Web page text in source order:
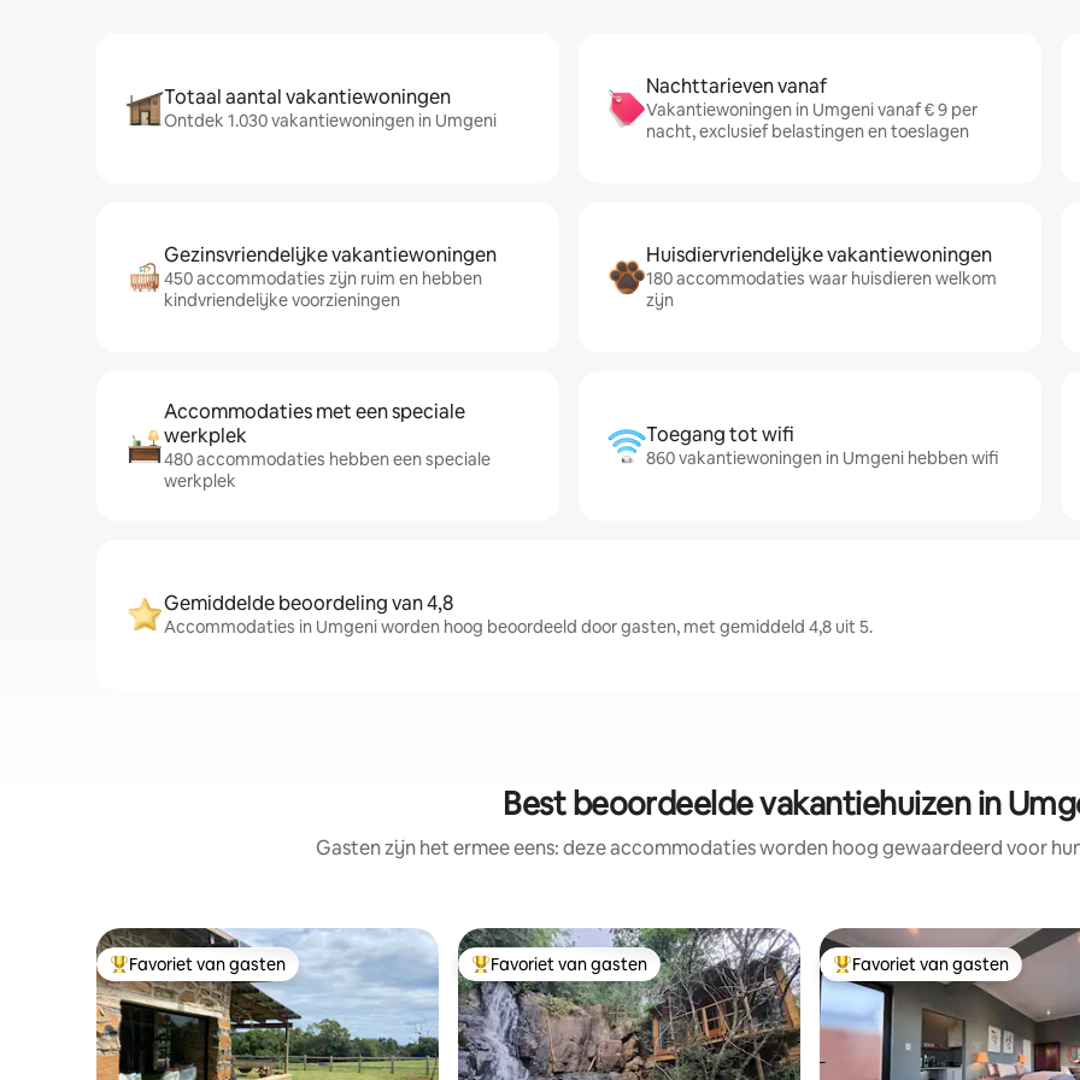
Totaal aantal vakantiewoningen
Ontdek 1.030 vakantiewoningen in Umgeni
Nachttarieven vanaf
Vakantiewoningen in Umgeni vanaf € 9 per
nacht, exclusief belastingen en toeslagen
Gezinsvriendelijke vakantiewoningen
450 accommodaties zijn ruim en hebben
kindvriendelijke voorzieningen
Huisdiervriendelijke vakantiewoningen
180 accommodaties waar huisdieren welkom
zijn
Accommodaties met een speciale
werkplek
480 accommodaties hebben een speciale
werkplek
Toegang tot wifi
860 vakantiewoningen in Umgeni hebben wifi
Gemiddelde beoordeling van 4,8
Accommodaties in Umgeni worden hoog beoordeeld door gasten, met gemiddeld 4,8 uit 5.
Best beoordeelde vakantiehuizen in
Gasten zijn het ermee eens: deze accommodaties worden hoog gewaardeerd voor
Topfavoriet van gasten
Favoriet van gasten Topfavoriet van gasten
Favoriet van gasten Topfavoriet van gasten
Favoriet van gasten